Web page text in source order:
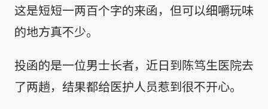
这是短短一两百个字的来函，但可以细嚼玩味
的地方真不少。
投函的是一位男士长者，近日到陈笃生医院去
了两趟，结果都给医护人员惹到很不开心。